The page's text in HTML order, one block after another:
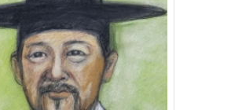
김종한 안드레아 ( ?~1816년)
관리자 2020.06.09 382